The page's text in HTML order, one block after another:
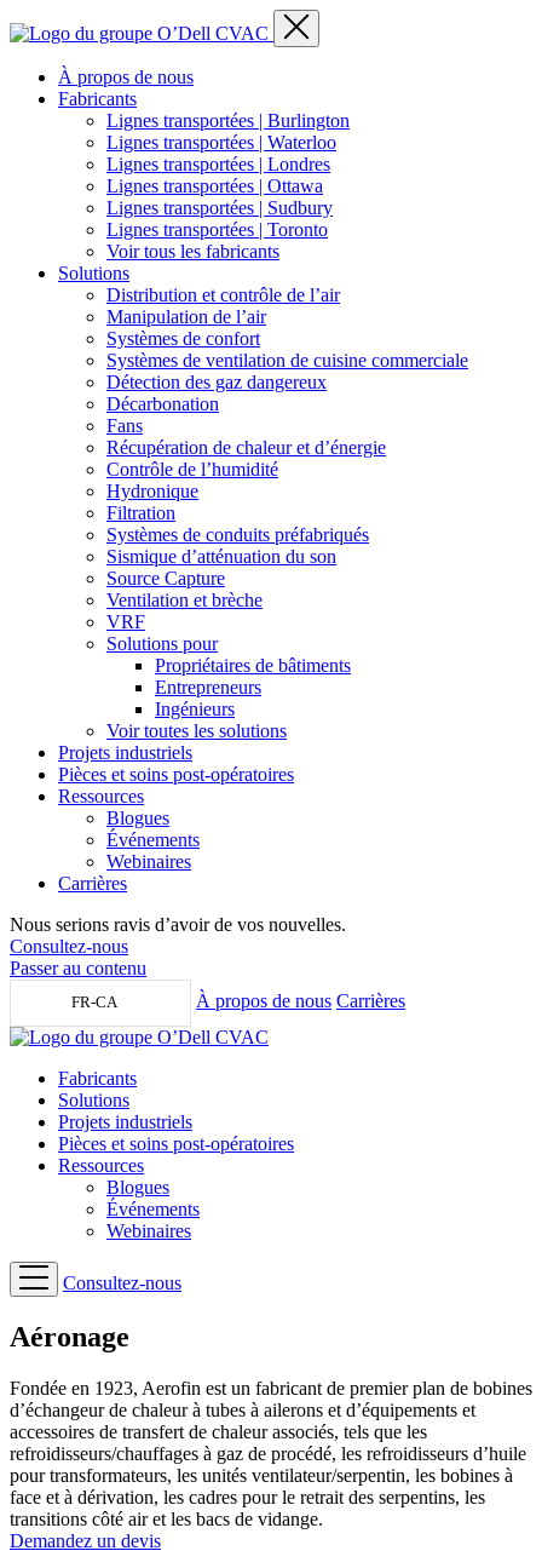
À propos de nous
Fabricants
Lignes transportées | Burlington
Lignes transportées | Waterloo
Lignes transportées | Londres
Lignes transportées | Ottawa
Lignes transportées | Sudbury
Lignes transportées | Toronto
Voir tous les fabricants
Solutions
Distribution et contrôle de l’air
Manipulation de l’air
Systèmes de confort
Systèmes de ventilation de cuisine commerciale
Détection des gaz dangereux
Décarbonation
Fans
Récupération de chaleur et d’énergie
Contrôle de l’humidité
Hydronique
Filtration
Systèmes de conduits préfabriqués
Sismique d’atténuation du son
Source Capture
Ventilation et brèche
VRF
Solutions pour
Propriétaires de bâtiments
Entrepreneurs
Ingénieurs
Voir toutes les solutions
Projets industriels
Pièces et soins post-opératoires
Ressources
Blogues
Événements
Webinaires
Carrières
Nous serions ravis d’avoir de vos nouvelles.
Consultez-nous
Passer au contenu
FR-CA À propos de nous Carrières
Fabricants
Solutions
Projets industriels
Pièces et soins post-opératoires
Ressources
Blogues
Événements
Webinaires
Consultez-nous
Aéronage
Fondée en 1923, Aerofin est un fabricant de premier plan de bobines
d’échangeur de chaleur à tubes à ailerons et d’équipements et
accessoires de transfert de chaleur associés, tels que les
refroidisseurs/chauffages à gaz de procédé, les refroidisseurs d’huile
pour transformateurs, les unités ventilateur/serpentin, les bobines à
face et à dérivation, les cadres pour le retrait des serpentins, les
transitions côté air et les bacs de vidange.
Demandez un devis